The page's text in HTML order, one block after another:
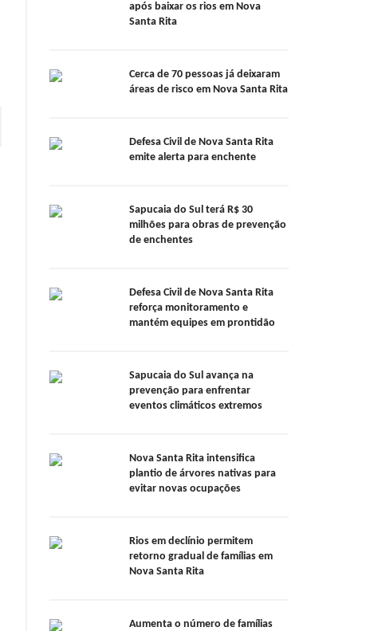
após baixar os rios em Nova
Santa Rita
Cerca de 70 pessoas já deixaram
áreas de risco em Nova Santa Rita
Defesa Civil de Nova Santa Rita
emite alerta para enchente
Sapucaia do Sul terá R$ 30
milhões para obras de prevenção
de enchentes
Defesa Civil de Nova Santa Rita
reforça monitoramento e
mantém equipes em prontidão
Sapucaia do Sul avança na
prevenção para enfrentar
eventos climáticos extremos
Nova Santa Rita intensifica
plantio de árvores nativas para
evitar novas ocupações
Rios em declínio permitem
retorno gradual de famílias em
Nova Santa Rita
Aumenta o número de famílias